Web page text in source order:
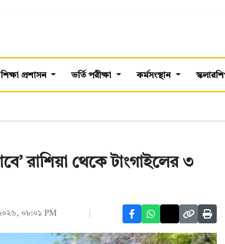
শিক্ষা প্রশাসন ভর্তি পরীক্ষা কর্মসংস্থান
রাশিয়া থেকে টাংগাইলের ৩
০৮:০১ PM